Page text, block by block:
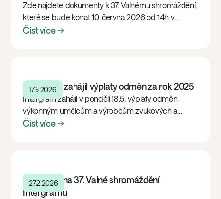
Zde najdete dokumenty k 37. Valnému shromáždění,
které se bude konat 10. června 2026 od 14h v
Grandior Hotel Prague – Na Poříčí 42, 110 00 Praha 1
Číst více
17.5.2026
Intergram zahájil výplaty odměn za rok 2025
Intergram zahájil v pondělí 18.5. výplaty odměn
výkonným umělcům a výrobcům zvukových a
zvukově obrazových záznamů za rok 2025. Výplaty
Číst více
27.2.2026
Pozvánka na 37. Valné shromáždění
Intergramu